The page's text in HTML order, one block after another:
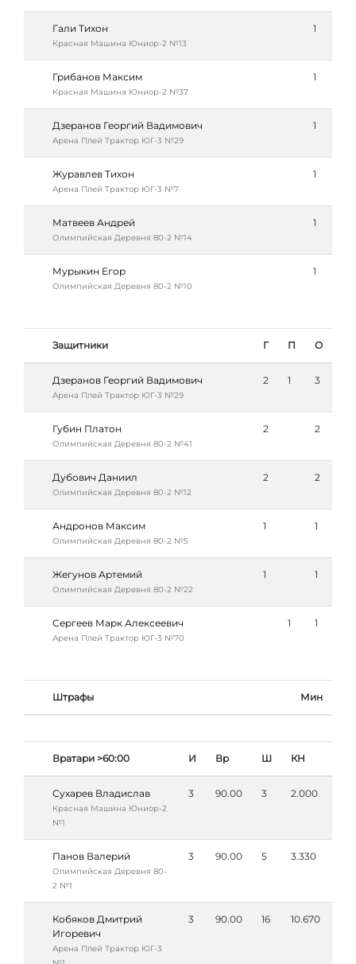
Гали Тихон
Красная Машина Юниор-2 №13
1
Грибанов Максим
Красная Машина Юниор-2 №37
1
Дзеранов Георгий Вадимович
Арена Плей Трактор ЮГ-3 №29
1
Журавлев Тихон
Арена Плей Трактор ЮГ-3 №7
1
Матвеев Андрей
Олимпийская Деревня 80-2 №14
1
Мурыкин Егор
Олимпийская Деревня 80-2 №10
1
Защитники Г П О
Дзеранов Георгий Вадимович
Арена Плей Трактор ЮГ-3 №29
2 1 3
Губин Платон
Олимпийская Деревня 80-2 №41
2 2
Дубович Даниил
Олимпийская Деревня 80-2 №12
2 2
Андронов Максим
Олимпийская Деревня 80-2 №5
1 1
Жегунов Артемий
Олимпийская Деревня 80-2 №22
1 1
Сергеев Марк Алексеевич
Арена Плей Трактор ЮГ-3 №70
1 1
Штрафы Мин
Вратари >60:00 И Вр Ш КН
Сухарев Владислав
Красная Машина Юниор-2
№1
3 90.00 3 2.000
Панов Валерий
Олимпийская Деревня 80-
2 №1
3 90.00 5 3.330
Кобяков Дмитрий
Игоревич
Арена Плей Трактор ЮГ-3
3 90.00 16 10.670